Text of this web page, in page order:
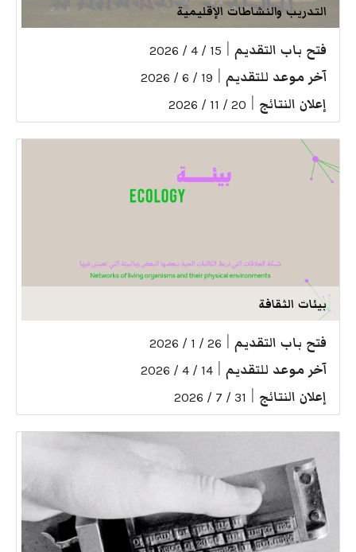
التدريب والنشاطات الإقليمية
فتح باب التقديم 15 / 4 / 2026
آخر موعد للتقديم 19 / 6 / 2026
إعلان النتائج 20 / 11 / 2026
بيئات الثقافة
فتح باب التقديم 26 / 1 / 2026
آخر موعد للتقديم 14 / 4 / 2026
إعلان النتائج 31 / 7 / 2026